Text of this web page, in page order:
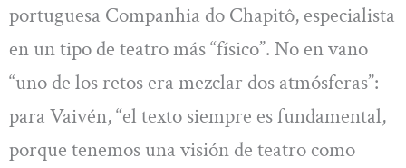
portuguesa Companhia do Chapitô, especialista
en un tipo de teatro más “físico”. No en vano
“uno de los retos era mezclar dos atmósferas”:
para Vaivén, “el texto siempre es fundamental,
porque tenemos una visión de teatro como